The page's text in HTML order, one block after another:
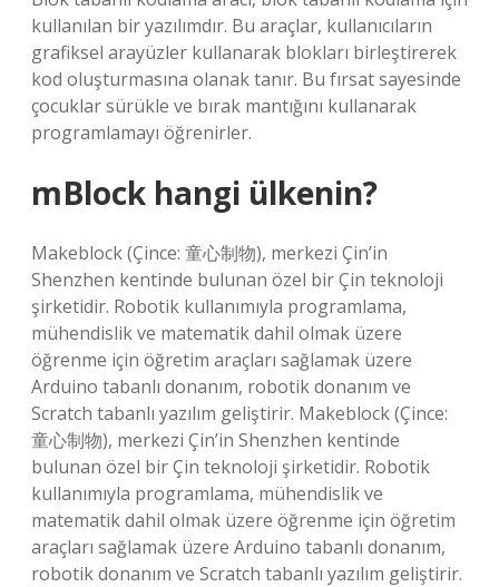
kullanılan bir yazılımdır. Bu araçlar, kullanıcıların
grafiksel arayüzler kullanarak blokları birleştirerek
kod oluşturmasına olanak tanır. Bu fırsat sayesinde
çocuklar sürükle ve bırak mantığını kullanarak
programlamayı öğrenirler.
mBlock hangi ülkenin?
Makeblock (Çince: 童心制物), merkezi Çin’in
Shenzhen kentinde bulunan özel bir Çin teknoloji
şirketidir. Robotik kullanımıyla programlama,
mühendislik ve matematik dahil olmak üzere
öğrenme için öğretim araçları sağlamak üzere
Arduino tabanlı donanım, robotik donanım ve
Scratch tabanlı yazılım geliştirir. Makeblock (Çince:
童心制物), merkezi Çin’in Shenzhen kentinde
bulunan özel bir Çin teknoloji şirketidir. Robotik
kullanımıyla programlama, mühendislik ve
matematik dahil olmak üzere öğrenme için öğretim
araçları sağlamak üzere Arduino tabanlı donanım,
robotik donanım ve Scratch tabanlı yazılım geliştirir.